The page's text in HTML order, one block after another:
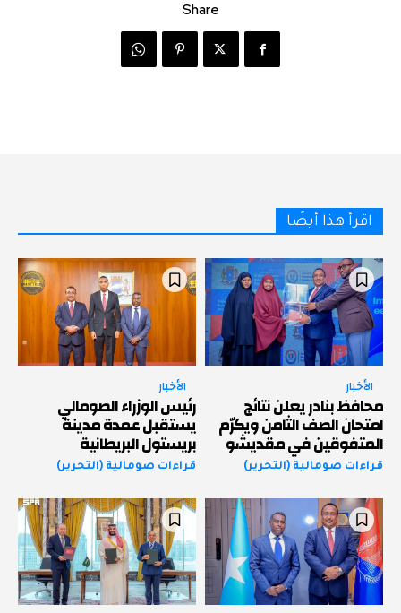
Share
اقرأ هذا أيضًا
الأخبار
محافظ بنادر يعلن نتائج
امتحان الصف الثامن ويكرّم
المتفوقين في مقديشو
قراءات صومالية (التحرير)
الأخبار
رئيس الوزراء الصومالي
يستقبل عمدة مدينة
بريستول البريطانية
قراءات صومالية (التحرير)